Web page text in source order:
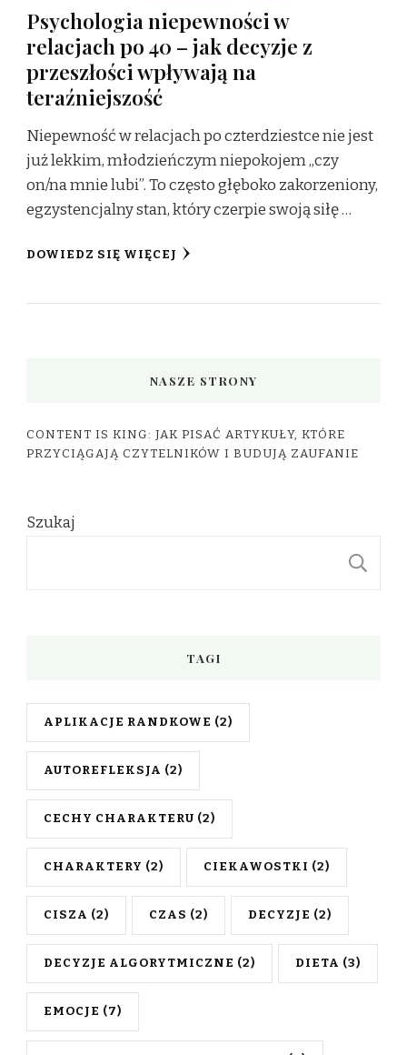
Psychologia niepewności w
relacjach po 40 – jak decyzje z
przeszłości wpływają na
teraźniejszość
Niepewność w relacjach po czterdziestce nie jest
już lekkim, młodzieńczym niepokojem „czy
on/na mnie lubi”. To często głęboko zakorzeniony,
egzystencjalny stan, który czerpie swoją siłę …
DOWIEDZ SIĘ WIĘCEJ
NASZE STRONY
CONTENT IS KING: JAK PISAĆ ARTYKUŁY, KTÓRE
PRZYCIĄGAJĄ CZYTELNIKÓW I BUDUJĄ ZAUFANIE
Szukaj
TAGI
APLIKACJE RANDKOWE (2)
AUTOREFLEKSJA (2)
CECHY CHARAKTERU (2)
CHARAKTERY (2) CIEKAWOSTKI (2)
CISZA (2) CZAS (2) DECYZJE (2)
DECYZJE ALGORYTMICZNE (2) DIETA (3)
EMOCJE (7)